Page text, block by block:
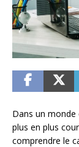
Dans un monde
plus en plus
comprendre le